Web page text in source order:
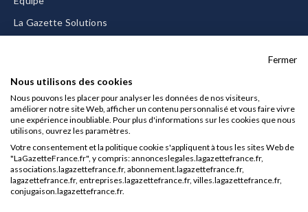
La Gazette Solutions
Mentions légales
CGU/CGV
Données personnelles
Charte sur les cookies
Gérer vos cookies
Fermer
Nous utilisons des cookies
Nous pouvons les placer pour analyser les données de nos visiteurs,
améliorer notre site Web, afficher un contenu personnalisé et vous faire vivre
une expérience inoubliable. Pour plus d'informations sur les cookies que nous
utilisons, ouvrez les paramètres.
Votre consentement et la politique cookie s'appliquent à tous les sites Web de
"LaGazetteFrance.fr", y compris: annonceslegales.lagazettefrance.fr,
associations.lagazettefrance.fr, abonnement.lagazettefrance.fr,
lagazettefrance.fr, entreprises.lagazettefrance.fr, villes.lagazettefrance.fr,
conjugaison.lagazettefrance.fr.